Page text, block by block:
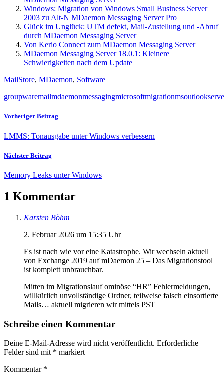
Windows: Migration von Windows Small Business Server
2003 zu Alt-N MDaemon Messaging Server Pro
Glück im Unglück: UTM defekt, Mail-Zustellung und -Abruf
durch MDaemon Messaging Server
Von Kerio Connect zum MDaemon Messaging Server
MDaemon Messaging Server 18.0.1: Kleinere
Schwierigkeiten nach dem Update
MailStore, MDaemon, Software
groupwaremailmdaemonmessagingmicrosoftmigrationmsoutlook
Vorheriger Beitrag
LMMS: Tonausgabe unter Windows verbessern
Nächster Beitrag
Memory Leaks unter Windows
1 Kommentar
Karsten Böhm
2. Februar 2026 um 15:35 Uhr
Es ist nach wie vor eine Katastrophe. Wir wechseln aktuell
von Exchange 2019 auf mDaemon 25 – Das Migrationstool
ist komplett unbrauchbar.
Mitten im Migrationslauf ominöse “HR” Fehlermeldungen,
willkürlich unvollständige Ordner, teilweise falsch einsortierte
Mails… aktuell migrieren wir mittels PST
Schreibe einen Kommentar
Deine E-Mail-Adresse wird nicht veröffentlicht. Erforderliche
Felder sind mit * markiert
Kommentar *